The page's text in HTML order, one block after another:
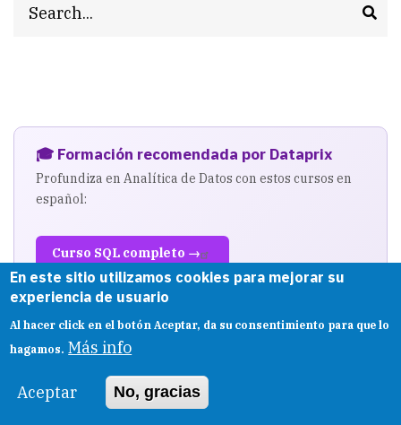
🎓 Formación recomendada por Dataprix
Profundiza en Analítica de Datos con estos cursos en
español:
Curso SQL completo →
BI y Minería de Datos →
Data Analytics + Power BI →
Enlaces de afiliado · Dataprix puede recibir una comisión por tus
En este sitio utilizamos cookies para mejorar su
experiencia de usuario
Al hacer click en el botón Aceptar, da su consentimiento para que lo
hagamos. Más info
Aceptar No, gracias